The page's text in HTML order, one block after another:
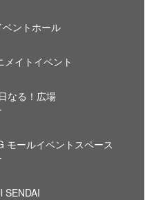
ベントホール
メイトイベント
なる！広場
モールイベントスペース
SENDAI